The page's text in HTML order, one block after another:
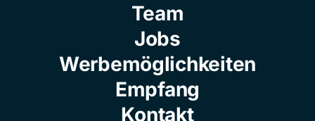
Team
Jobs
Werbemöglichkeiten
Empfang
Kontakt